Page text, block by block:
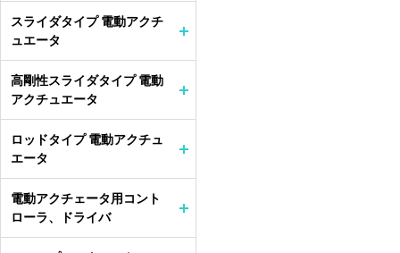
スライダタイプ 電動アクチ
ュエータ
高剛性スライダタイプ 電動
アクチュエータ
ロッドタイプ 電動アクチュ
エータ
電動アクチェータ用コント
ローラ、ドライバ